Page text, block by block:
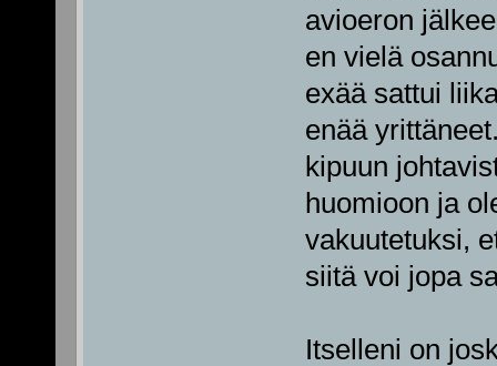
avioeron
en vielä
exää sattui
enää
kipuun
huomioon ja
vakuutetuksi,
siitä voi jopa
Itselleni on